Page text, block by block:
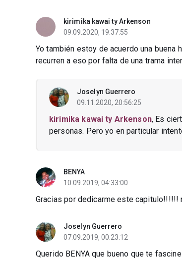
kirimika kawai ty Arkenson
09.09.2020, 19:37:55
Yo también estoy de acuerdo una
recurren a eso por falta de una trama
Joselyn Guerrero
09.11.2020, 20:56:25
kirimika kawai ty Arkenson, Es
personas. Pero yo en particular
BENYA
10.09.2019, 04:33:00
Gracias por dedicarme este
Joselyn Guerrero
07.09.2019, 00:23:12
Querido BENYA que bueno que te